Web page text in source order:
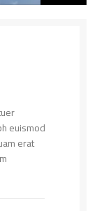
euismod
erat